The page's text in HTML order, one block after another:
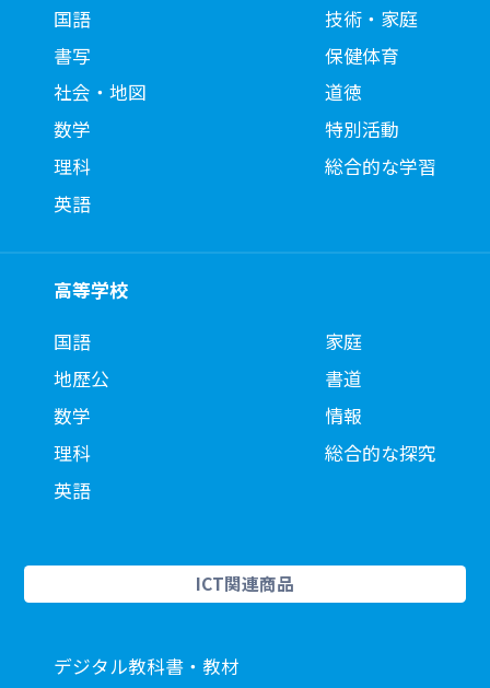
国語
書写
社会・地図
数学
理科
英語
技術・家庭
保健体育
道徳
特別活動
総合的な学習
高等学校
国語
地歴公
数学
理科
英語
家庭
書道
情報
総合的な探究
ICT関連商品
デジタル教科書・教材